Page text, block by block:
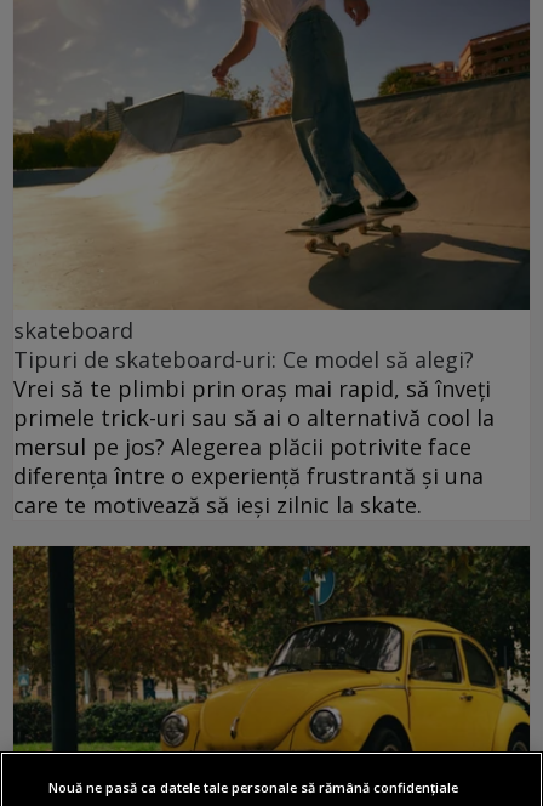
skateboard
Tipuri de skateboard-uri: Ce model să alegi?
Vrei să te plimbi prin oraș mai rapid, să înveți
primele trick-uri sau să ai o alternativă cool la
mersul pe jos? Alegerea plăcii potrivite face
diferența între o experiență frustrantă și una
care te motivează să ieși zilnic la skate.
Nouă ne pasă ca datele tale personale să rămână confidențiale